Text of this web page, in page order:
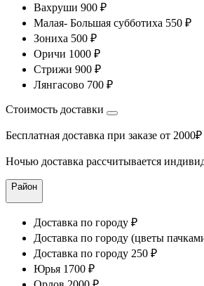
Вахруши 900 ₽
Малая- Большая субботиха 550 ₽
Зониха 500 ₽
Оричи 1000 ₽
Стрижи 900 ₽
Лянгасово 700 ₽
Стоимость доставки
Бесплатная доставка при заказе от
Ночью доставка рассчитывается
Район
Доставка по городу ₽
Доставка по городу (цветы
Доставка по городу 250 ₽
Юрья 1700 ₽